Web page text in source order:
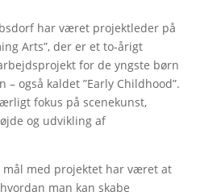
har været projektleder på
Arts”, der er et to-årigt
for de yngste børn
også kaldet ”Early Childhood”.
fokus på scenekunst,
og udvikling af
mål med projektet har været at
man kan skabe